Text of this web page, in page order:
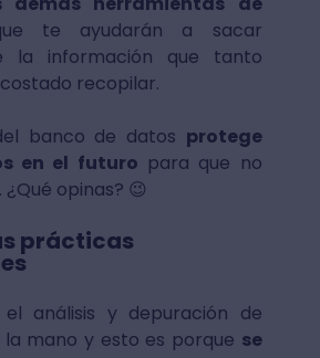
te ayudarán a sacar
la información que tanto
recopilar.
banco de datos protege
en el futuro para que no
opinas? 😉
prácticas
análisis y depuración de
mano y esto es porque se